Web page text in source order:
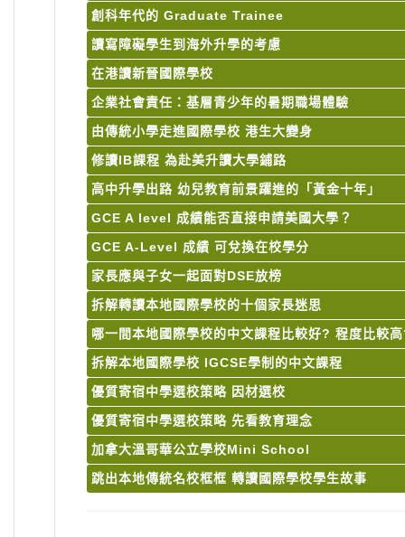
創科年代的 Graduate Trainee
讀寫障礙學生到海外升學的考慮
在港讀新晉國際學校
企業社會責任：基層青少年的暑期職場體驗
由傳統小學走進國際學校 港生大變身
修讀IB課程 為赴美升讀大學鋪路
高中升學出路 幼兒教育前景躍進的「黃金十年」
GCE A level 成績能否直接申請美國大學？
GCE A-Level 成績 可兌換在校學分
家長應與子女一起面對DSE放榜
拆解轉讀本地國際學校的十個家長迷思
哪一間本地國際學校的中文課程比較好? 程度比較
拆解本地國際學校 IGCSE學制的中文課程
優質寄宿中學選校策略 因材選校
優質寄宿中學選校策略 先看教育理念
加拿大溫哥華公立學校Mini School
跳出本地傳統名校框框 轉讀國際學校學生故事